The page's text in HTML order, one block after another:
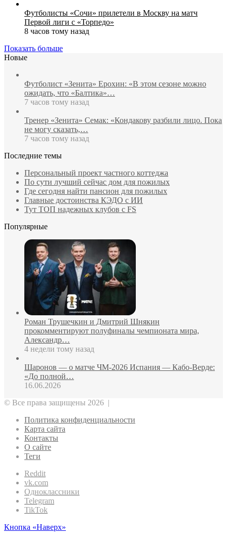
Футболисты «Сочи» прилетели в Москву на матч
Первой лиги с «Торпедо»
8 часов тому назад
Показать больше
Новые
Футболист «Зенита» Ерохин: «В этом сезоне можно
ожидать, что «Балтика»…
7 часов тому назад
Тренер «Зенита» Семак: «Кондакову разбили лицо. Пока
не могу сказать,…
7 часов тому назад
Последние темы
Персональный проект частного коттеджа
По сути лучший сейчас дом для пожилых
Где сегодня найти пансион для пожилых
Главные достоинства КЭДО с ИИ
Тут ТОП надежных клубов с FS
Популярные
Роман Трушечкин и Дмитрий Шнякин
прокомментируют полуфиналы чемпионата мира,
Александр…
4 недели тому назад
Шаронов — о матче ЧМ‑2026 Испания — Кабо‑Верде:
«До полной…
16.06.2026
© Все права защищены 2026 |
Политика конфиденциальности
Карта сайта
Контакты
О сайте
Теги
Reddit
vk.com
Одноклассники
Telegram
TikTok
Кнопка «Наверх»